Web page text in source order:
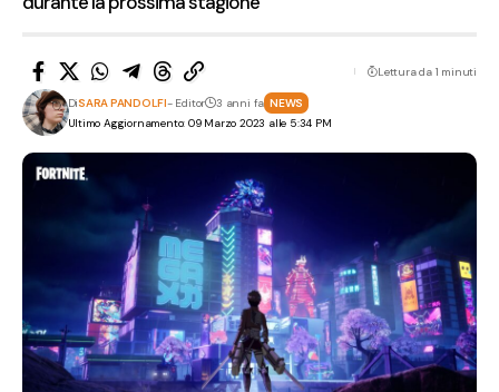
Ultimo Aggiornamento: 09 Marzo 2023 alle 5:34 PM
DiSARA PANDOLFI- Editor 3 anni fa NEWS
Lettura da 1 minuti